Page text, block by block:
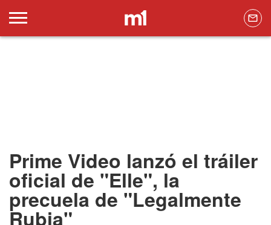
Prime Video lanzó el tráiler
oficial de "Elle", la
precuela de "Legalmente
Rubia"